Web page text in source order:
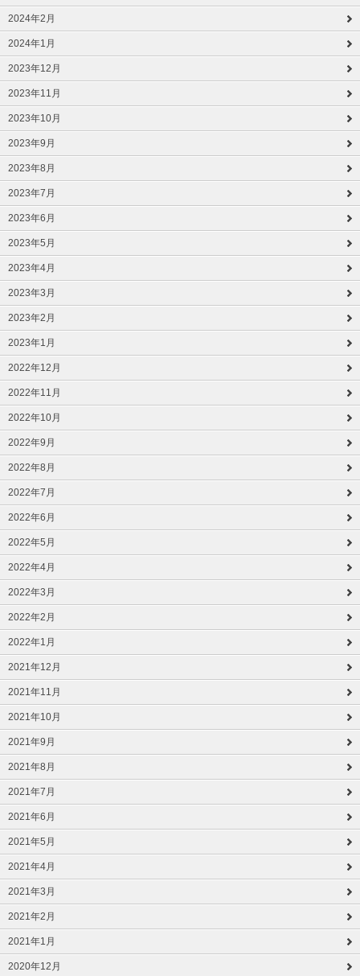
2024年2月
2024年1月
2023年12月
2023年11月
2023年10月
2023年9月
2023年8月
2023年7月
2023年6月
2023年5月
2023年4月
2023年3月
2023年2月
2023年1月
2022年12月
2022年11月
2022年10月
2022年9月
2022年8月
2022年7月
2022年6月
2022年5月
2022年4月
2022年3月
2022年2月
2022年1月
2021年12月
2021年11月
2021年10月
2021年9月
2021年8月
2021年7月
2021年6月
2021年5月
2021年4月
2021年3月
2021年2月
2021年1月
2020年12月